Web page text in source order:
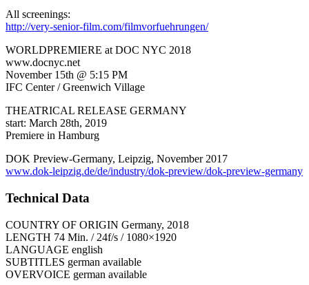
All screenings:
http://very-senior-film.com/filmvorfuehrungen/
WORLDPREMIERE at DOC NYC 2018
www.docnyc.net
November 15th @ 5:15 PM
IFC Center / Greenwich Village
THEATRICAL RELEASE GERMANY
start: March 28th, 2019
Premiere in Hamburg
DOK Preview-Germany, Leipzig, November 2017
www.dok-leipzig.de/de/industry/dok-preview/dok-preview-germany
Technical Data
COUNTRY OF ORIGIN Germany, 2018
LENGTH 74 Min. / 24f/s / 1080×1920
LANGUAGE english
SUBTITLES german available
OVERVOICE german available